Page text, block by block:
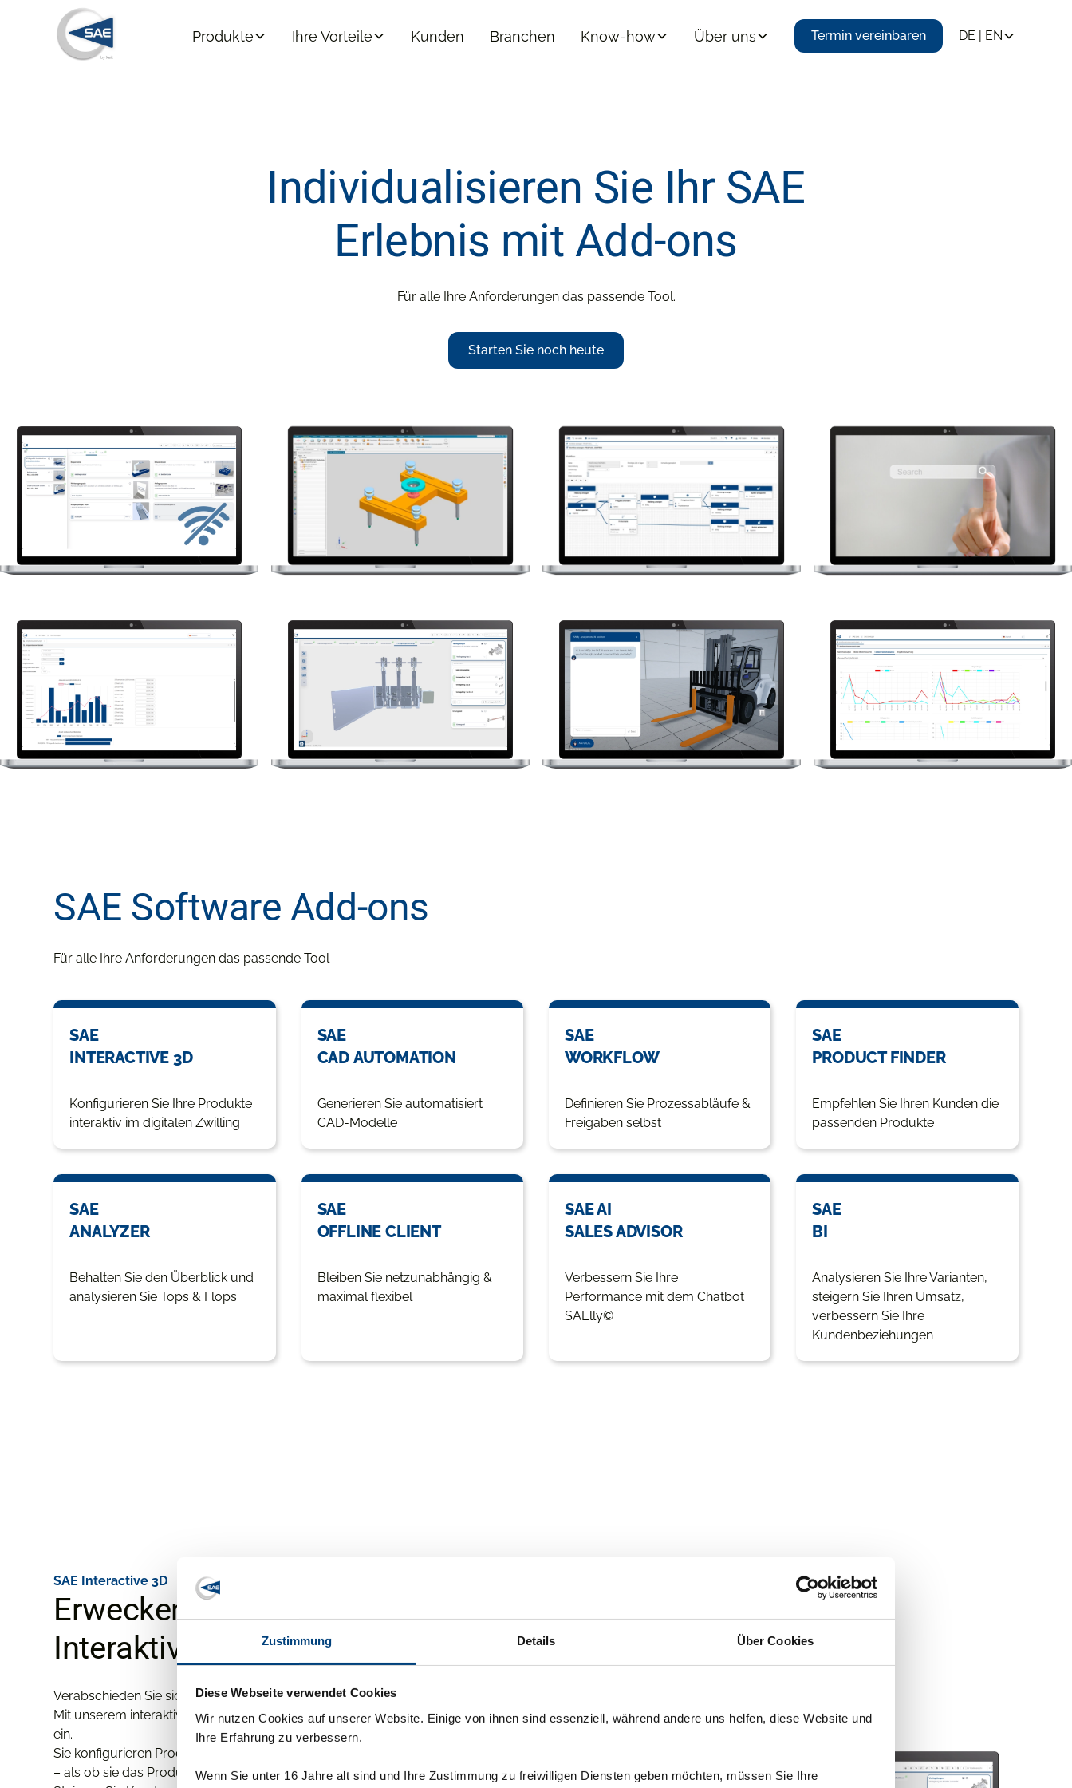
Zustimmung Details Über Cookies
Diese Webseite verwendet Cookies
Wir nutzen Cookies auf unserer Website. Einige von ihnen sind essenziell, während andere uns helfen, diese Website und
Ihre Erfahrung zu verbessern.
Wenn Sie unter 16 Jahre alt sind und Ihre Zustimmung zu freiwilligen Diensten geben möchten, müssen Sie Ihre
Produkte Ihre Vorteile Kunden Branchen Know-how Über uns Termin vereinbaren DE | EN
Individualisieren Sie Ihr SAE
Erlebnis mit Add-ons
Für alle Ihre Anforderungen das passende Tool.
Starten Sie noch heute
SAE Software Add-ons
Für alle Ihre Anforderungen das passende Tool
SAE
INTERACTIVE 3D
Konfigurieren Sie Ihre Produkte
interaktiv im digitalen Zwilling
SAE
CAD AUTOMATION
Generieren Sie automatisiert
CAD-Modelle
SAE
WORKFLOW
Definieren Sie Prozessabläufe &
Freigaben selbst
SAE
PRODUCT FINDER
Empfehlen Sie Ihren Kunden die
passenden Produkte
SAE
ANALYZER
Behalten Sie den Überblick und
analysieren Sie Tops & Flops
SAE
OFFLINE CLIENT
Bleiben Sie netzunabhängig &
maximal flexibel
SAE AI
SALES ADVISOR
Verbessern Sie Ihre
Performance mit dem Chatbot
SAElly©
SAE
BI
Analysieren Sie Ihre Varianten,
steigern Sie Ihren Umsatz,
verbessern Sie Ihre
Kundenbeziehungen
SAE Interactive 3D
Erwecken Sie Ihre Produkte zum Leben:
Interaktive 3D-Konfiguration
Verabschieden Sie sich von statischen Bildern und langweiligen PDFs!
Mit unserem interaktiven 3D-Konfigurator tauchen Ihre Kunden in eine immersive Produkterfahrung
ein.
Sie konfigurieren Produkte in Echtzeit, entdecken Details und erleben Individualisierungsmöglichkeiten
– als ob sie das Produkt direkt vor sich hätten.